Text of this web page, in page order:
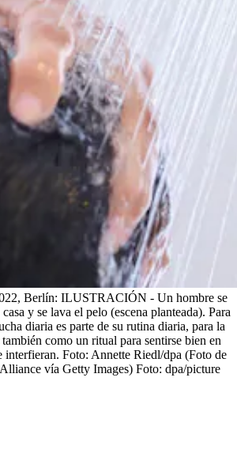
Berlín: ILUSTRACIÓN - Un hombre se
y se lava el pelo (escena planteada). Para
diaria es parte de su rutina diaria, para la
como un ritual para sentirse bien en
interfieran. Foto: Annette Riedl/dpa (Foto de
vía Getty Images) Foto: dpa/picture